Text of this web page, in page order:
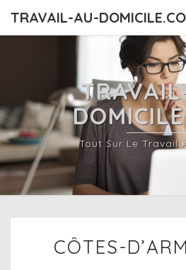
TRAVAIL-AU-
Tout Sur Le Travail
CÔTES-